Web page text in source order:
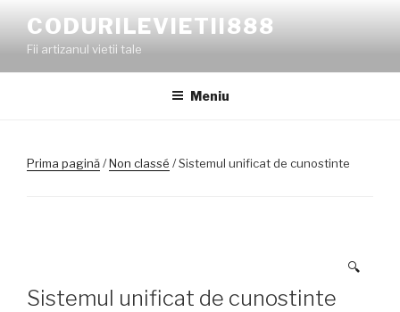
conținut
CODURILEVIETII888
Fii artizanul vietii tale
Meniu
Prima pagină/Non classé / Sistemul unificat de cunostinte
🔍
Sistemul unificat de cunostinte